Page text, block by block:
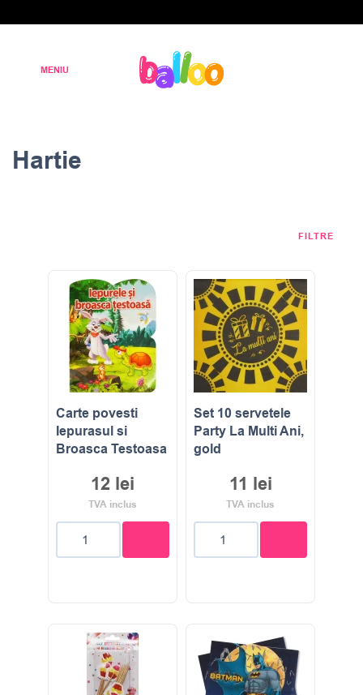
Hartie
FILTRE
Carte povesti
Iepurasul si
Broasca Testoasa
12 lei
TVA inclus
Set 10 servetele
Party La Multi Ani,
gold
11 lei
TVA inclus